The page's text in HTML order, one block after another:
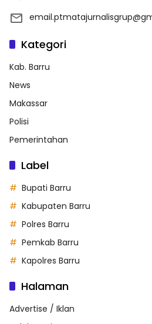
Kategori
Kab. Barru
News
Makassar
Polisi
Pemerintahan
Label
Bupati Barru
Kabupaten Barru
Polres Barru
Pemkab Barru
Kapolres Barru
Halaman
Advertise / Iklan